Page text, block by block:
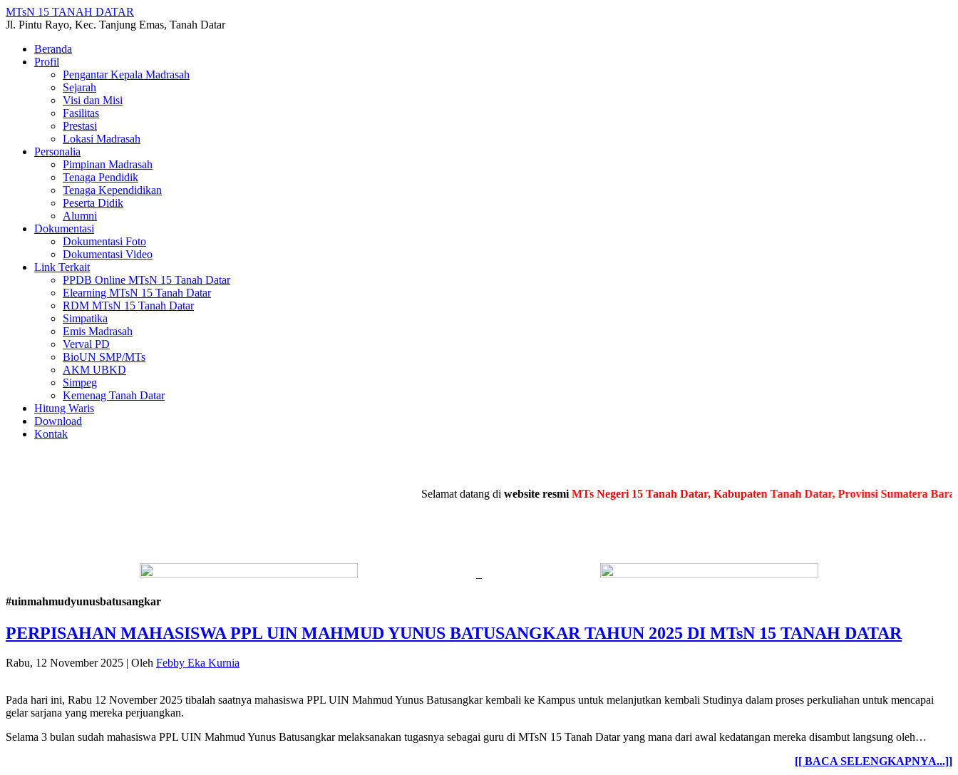
MTsN 15 TANAH DATAR
Jl. Pintu Rayo, Kec. Tanjung Emas, Tanah Datar
Beranda
Profil
Pengantar Kepala Madrasah
Sejarah
Visi dan Misi
Fasilitas
Prestasi
Lokasi Madrasah
Personalia
Pimpinan Madrasah
Tenaga Pendidik
Tenaga Kependidikan
Peserta Didik
Alumni
Dokumentasi
Dokumentasi Foto
Dokumentasi Video
Link Terkait
PPDB Online MTsN 15 Tanah Datar
Elearning MTsN 15 Tanah Datar
RDM MTsN 15 Tanah Datar
Simpatika
Emis Madrasah
Verval PD
BioUN SMP/MTs
AKM UBKD
Simpeg
Kemenag Tanah Datar
Hitung Waris
Download
Kontak
Selamat datang diwebsite resmi MTs Negeri 15 Tanah Datar, Kabupaten Tanah Datar, Provinsi Sumatera Barat
#uinmahmudyunusbatusangkar
PERPISAHAN MAHASISWA PPL UIN MAHMUD YUNUS BATUSANGKAR TAHUN 2025 DI MTsN 15 TANAH DATAR
Rabu, 12 November 2025 | Oleh Febby Eka Kurnia
Pada hari ini, Rabu 12 November 2025 tibalah saatnya mahasiswa PPL UIN Mahmud Yunus Batusangkar kembali ke Kampus untuk melanjutkan kembali Studinya dalam proses perkuliahan untuk mencapai
gelar sarjana yang mereka perjuangkan.
Selama 3 bulan sudah mahasiswa PPL UIN Mahmud Yunus Batusangkar melaksanakan tugasnya sebagai guru di MTsN 15 Tanah Datar yang mana dari awal kedatangan mereka disambut langsung oleh…
[[ BACA SELENGKAPNYA...]]